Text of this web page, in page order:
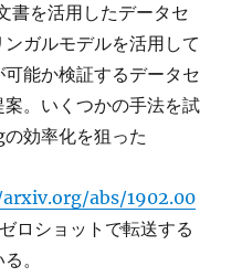
書を活用したデータセ
ガルモデルを活用して
能か検証するデータセ
。いくつかの手法を試
効率化を狙った
abs/1902.00
ロショットで転送する
。